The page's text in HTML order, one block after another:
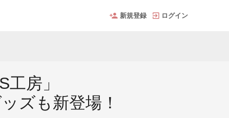
新規登録 ログイン
房」
ズも新登場！